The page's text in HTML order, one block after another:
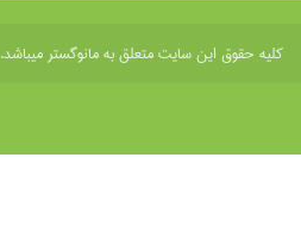
کلیه حقوق این سایت متعلق به مانوگستر میباشد.